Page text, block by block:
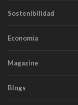
Sostenibilidad
Economía
Magazine
Blogs